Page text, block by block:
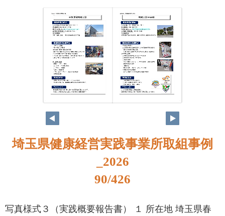
埼玉県健康経営実践事業所取組事例
_2026
90/426
写真様式３（実践概要報告書） １ 所在地 埼玉県春